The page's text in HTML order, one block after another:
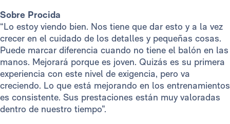
Sobre Procida
“Lo estoy viendo bien. Nos tiene que dar esto y a la vez
crecer en el cuidado de los detalles y pequeñas cosas.
Puede marcar diferencia cuando no tiene el balón en las
manos. Mejorará porque es joven. Quizás es su primera
experiencia con este nivel de exigencia, pero va
creciendo. Lo que está mejorando en los entrenamientos
es consistente. Sus prestaciones están muy valoradas
dentro de nuestro tiempo”.